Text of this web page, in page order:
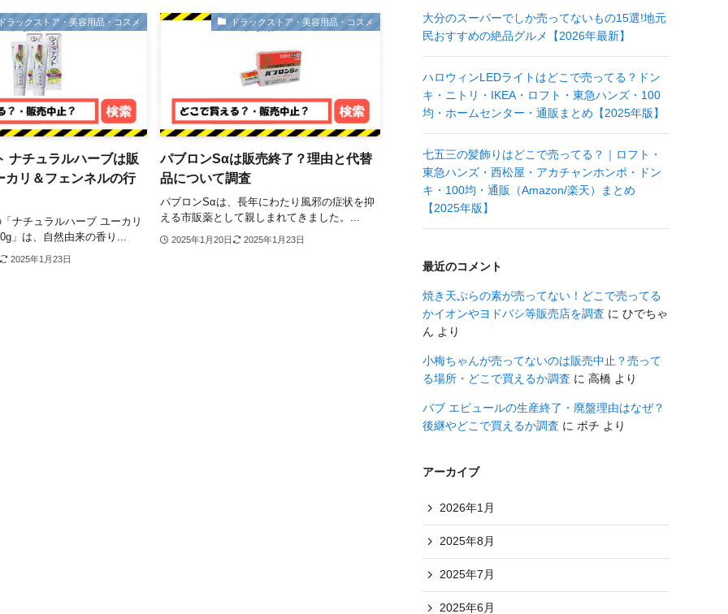
ラックストア・美容用品・コスメ
ナチュラルハーブは販
カリ＆フェンネルの行
ナチュラルハーブ ユーカリ
」は、自然由来の香り...
2025年1月23日
ドラックストア・美容用品・コスメ
パブロンSαは販売終了？理由と代替
品について調査
パブロンSαは、長年にわたり風邪の症状を抑
える市販薬として親しまれてきました。...
2025年1月20日 2025年1月23日
大分のスーパーでしか売ってないもの15選!地元
民おすすめの絶品グルメ【2026年最新】
ハロウィンLEDライトはどこで売ってる？ドン
キ・ニトリ・IKEA・ロフト・東急ハンズ・100
均・ホームセンター・通販まとめ【2025年版】
七五三の髪飾りはどこで売ってる？｜ロフト・
東急ハンズ・西松屋・アカチャンホンポ・ドン
キ・100均・通販（Amazon/楽天）まとめ
【2025年版】
最近のコメント
焼き天ぷらの素が売ってない！どこで売ってる
かイオンやヨドバシ等販売店を調査 に ひでちゃ
ん より
小梅ちゃんが売ってないのは販売中止？売って
る場所・どこで買えるか調査 に 高橋 より
バブ エピュールの生産終了・廃盤理由はなぜ？
後継やどこで買えるか調査 に ポチ より
アーカイブ
2026年1月
2025年8月
2025年7月
2025年6月